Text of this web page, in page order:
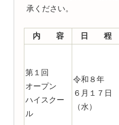
承ください。
内 容 日 程
第１回
オープン
ハイスクー
ル
令和８年
６月１７日
（水）